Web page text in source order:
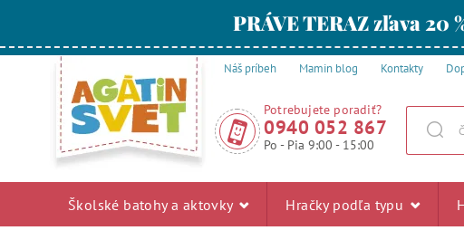
PRÁVE TERAZ zľava
Náš príbeh Mamin blog Kontakty
Potrebujete poradiť?
0940 052 867
Po - Pia 9:00 - 15:00
Školské batohy a aktovky Hračky podľa typu